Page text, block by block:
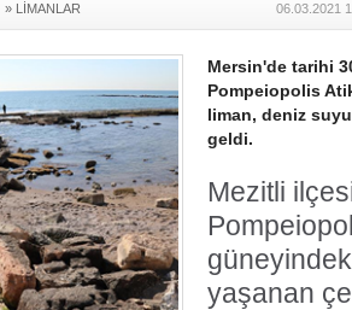
» LİMANLAR 06.03.2021
Mersin'de tarihi
Pompeiopolis
liman, deniz
geldi.
Mezitli
yaşanan